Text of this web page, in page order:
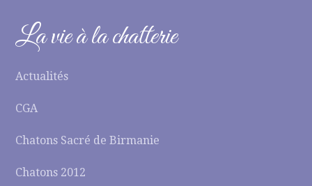
La vie à la chatterie
Actualités
CGA
Chatons Sacré de Birmanie
Chatons 2012